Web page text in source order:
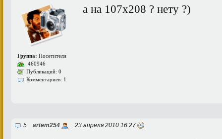
Группа: Посетители
460946
Публикаций: 0
Комментариев: 1
а на 107х208 ? нету ?)
5 artem254 23 апреля 2010 16:27